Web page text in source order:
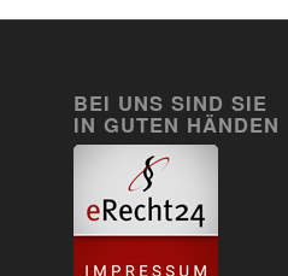
BEI UNS SIND SIE
IN GUTEN HÄNDEN